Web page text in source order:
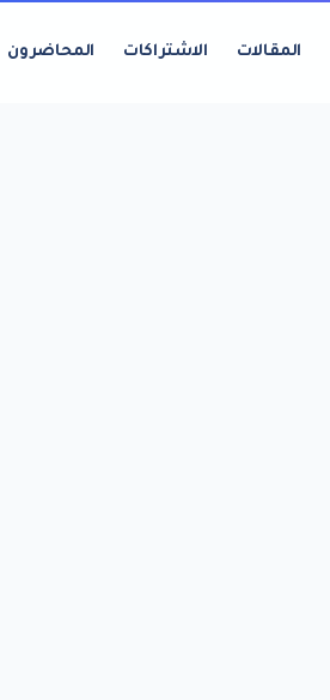
المقالات الاشتراكات المحاضرون